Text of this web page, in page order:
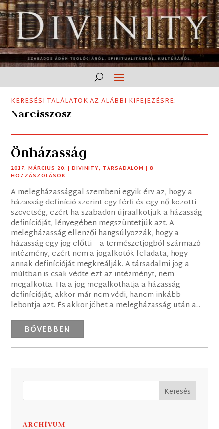
KERESÉSI TALÁLATOK AZ ALÁBBI KIFEJEZÉSRE:
Narcisszosz
Önházasság
2017. MÁRCIUS 20. |DIVINITY, TÁRSADALOM | 8
HOZZÁSZÓLÁSOK
A melegházassággal szembeni egyik érv az, hogy a
házasság definíció szerint egy férfi és egy nő közötti
szövetség, ezért ha szabadon újraalkotjuk a házasság
definícióját, lényegében megszüntetjük azt. A
melegházasság ellenzői hangsúlyozzák, hogy a
házasság egy jog előtti – a természetjogból származó –
intézmény, ezért nem a jogalkotók feladata, hogy
annak definícióját megkreálják. A társadalmi jog a
múltban is csak védte ezt az intézményt, nem
megalkotta. Ha a jog megalkothatja a házasság
definícióját, akkor már nem védi, hanem inkább
lebontja azt. És akkor jöhet a melegházasság után a...
BŐVEBBEN
ARCHÍVUM